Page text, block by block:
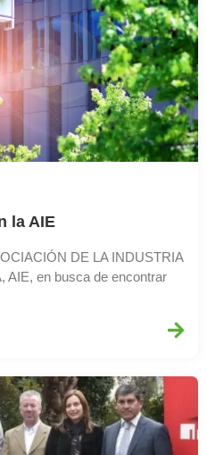
la AIE
DE LA INDUSTRIA
AIE, en busca de encontrar